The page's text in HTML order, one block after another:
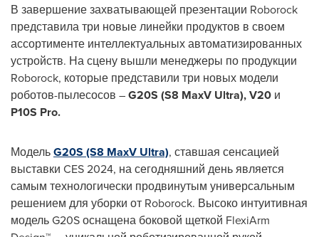
В завершение захватывающей презентации Roborock
представила три новые линейки продуктов в своем
ассортименте интеллектуальных автоматизированных
устройств. На сцену вышли менеджеры по продукции
Roborock, которые представили три новых модели
роботов-пылесосов –G20S (S8 MaxV Ultra), V20 и
P10S Pro.
МодельG20S (S8 MaxV Ultra), ставшая сенсацией
выставки CES 2024, на сегодняшний день является
самым технологически продвинутым универсальным
решением для уборки от Roborock. Высоко интуитивная
модель G20S оснащена боковой щеткой FlexiArm